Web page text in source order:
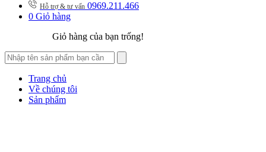
Hỗ trợ & tư vấn 0969.211.466
0 Giỏ hàng
Giỏ hàng của bạn trống!
Trang chủ
Về chúng tôi
Sản phẩm